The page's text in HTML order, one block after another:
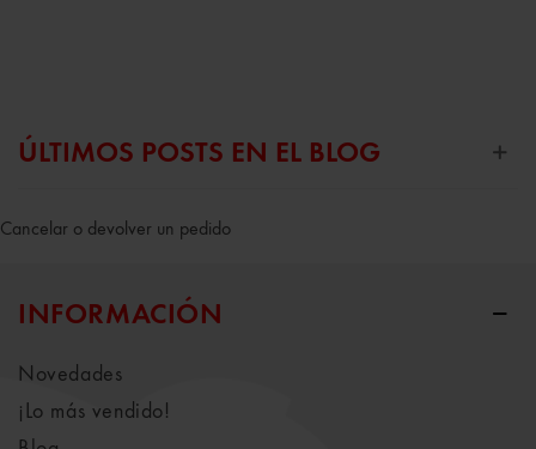
ÚLTIMOS POSTS EN EL BLOG
Cancelar o devolver un pedido
INFORMACIÓN
Novedades
¡Lo más vendido!